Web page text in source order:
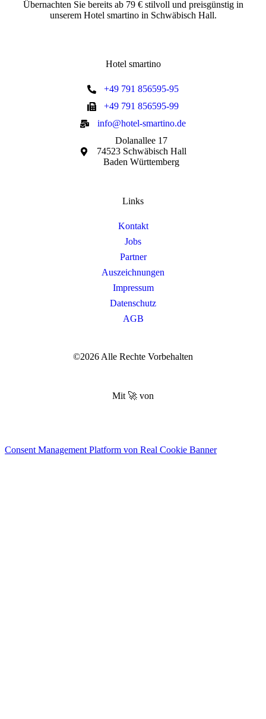
Übernachten Sie bereits ab 79 € stilvoll und preisgünstig in
unserem Hotel smartino in Schwäbisch Hall.
Hotel smartino
+49 791 856595-95
+49 791 856595-99
info@hotel-smartino.de
Dolanallee 17
74523 Schwäbisch Hall
Baden Württemberg
Links
Kontakt
Jobs
Partner
Auszeichnungen
Impressum
Datenschutz
AGB
©2026 Alle Rechte Vorbehalten
Mit 🚀 von
Consent Management Platform von Real Cookie Banner